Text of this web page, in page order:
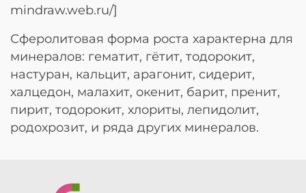
mindraw.web.ru/]
Сферолитовая форма роста характерна для
минералов: гематит, гётит, тодорокит,
настуран, кальцит, арагонит, сидерит,
халцедон, малахит, окенит, барит, пренит,
пирит, тодорокит, хлориты, лепидолит,
родохрозит, и ряда других минералов.